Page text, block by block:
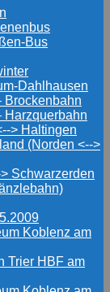
Bus
Dahlhausen
Brockenbahn
Harzquerbahn
> Haltingen
(Norden <-->
Schwarzerden
Koblenz am
Trier HBF am